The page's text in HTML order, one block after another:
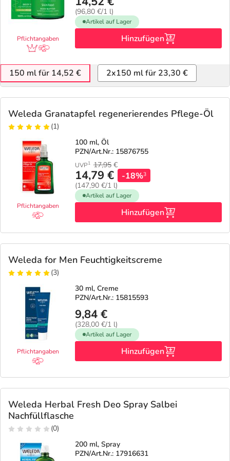
Pflichtangaben
(96,80 €/1 l)
Artikel auf Lager
Hinzufügen
150 ml für 14,52 € 2x150 ml für 23,30 €
Weleda Granatapfel regenerierendes Pflege-Öl
(1)
Pflichtangaben
100 ml, Öl
PZN/Art.Nr.: 15876755
UVP1 17,95 €
14,79 €
(147,90 €/1 l)
-18%3
Artikel auf Lager
Hinzufügen
Weleda for Men Feuchtigkeitscreme
(3)
Pflichtangaben
30 ml, Creme
PZN/Art.Nr.: 15815593
9,84 €
(328,00 €/1 l)
Artikel auf Lager
Hinzufügen
Weleda Herbal Fresh Deo Spray Salbei
Nachfüllflasche
(0)
200 ml, Spray
PZN/Art.Nr.: 17916631